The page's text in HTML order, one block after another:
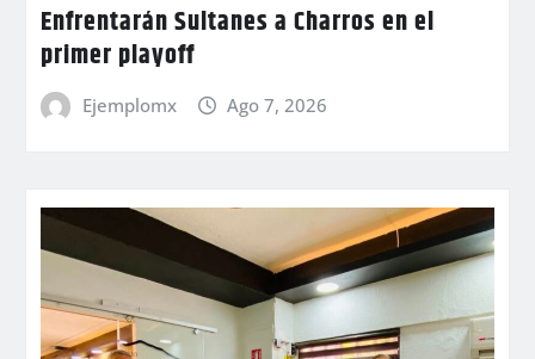
Enfrentarán Sultanes a Charros en el
primer playoff
Ejemplomx Ago 7, 2026